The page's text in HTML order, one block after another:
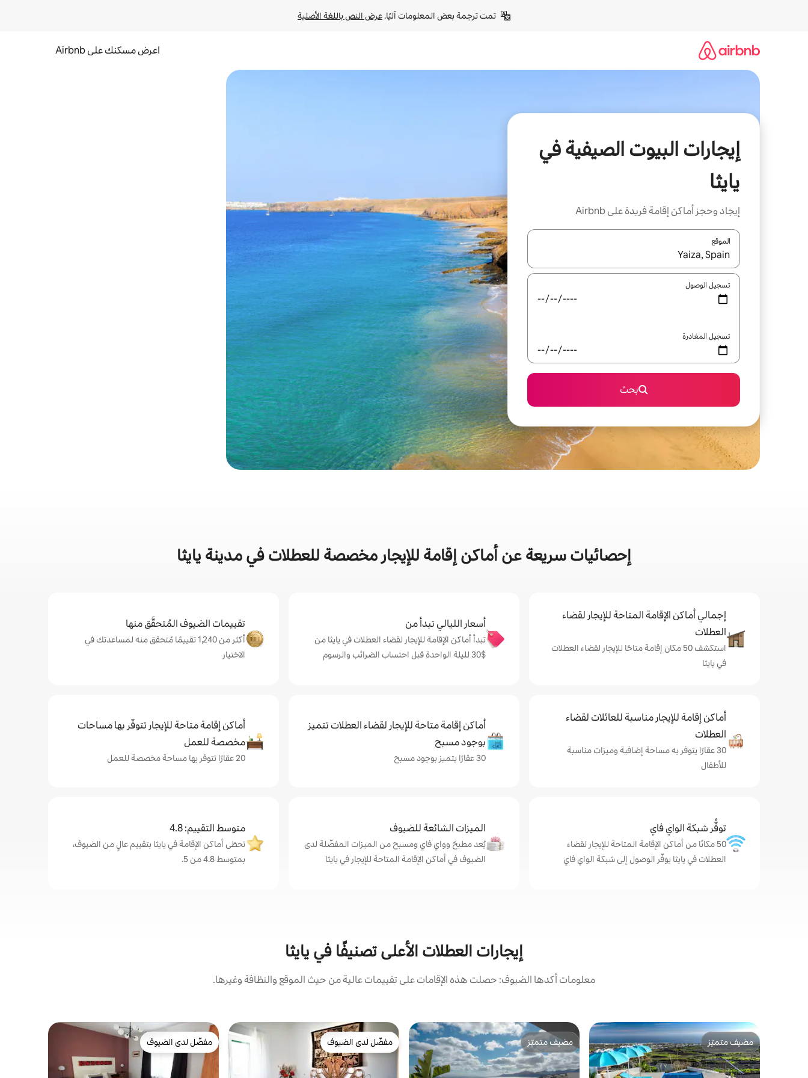
تمت ترجمة بعض المعلومات آليًا. عرض النص باللغة الأصلية
اعرض مسكنك على Airbnb
إيجارات البيوت الصيفية في
يايثا
إيجاد وحجز أماكن إقامة فريدة على Airbnb
الموقع
عند توفر النتائج، انتقل باستخدام السهمين لأعلى ولأسفل أو استكشف عن طريق اللمس أو السحب.
تسجيل الوصول
تسجيل المغادرة
بحث
إحصائيات سريعة عن أماكن إقامة للإيجار مخصصة للعطلات في مدينة يايثا
إجمالي أماكن الإقامة المتاحة للإيجار لقضاء
العطلات
استكشف 50 مكان إقامة متاحًا للإيجار لقضاء العطلات
في يايثا
أسعار الليالي تبدأ من
تبدأ أماكن الإقامة للإيجار لقضاء العطلات في يايثا من
$‏30 لليلة الواحدة قبل احتساب الضرائب والرسوم
تقييمات الضيوف المُتحقَّق منها
أكثر من 1,240 تقييمًا مُتحقق منه لمساعدتك في
الاختيار
أماكن إقامة للإيجار مناسبة للعائلات لقضاء
العطلات
30 عقارًا يتوفر به مساحة إضافية وميزات مناسبة
للأطفال
أماكن إقامة متاحة للإيجار لقضاء العطلات تتميز
بوجود مسبح
30 عقارًا يتميز بوجود مسبح
أماكن إقامة متاحة للإيجار تتوفّر بها مساحات
مخصصة للعمل
20 عقارًا تتوفر بها مساحة مخصصة للعمل
توفُّر شبكة الواي فاي
50 مكانًا من أماكن الإقامة المتاحة للإيجار لقضاء
العطلات في يايثا يوفّر الوصول إلى شبكة الواي فاي
الميزات الشائعة للضيوف
يُعد مطبخ وواي فاي ومسبح من الميزات المفضّلة لدى
الضيوف في أماكن الإقامة المتاحة للإيجار في يايثا
متوسط التقييم: 4.8
تحظى أماكن الإقامة في يايثا بتقييم عالٍ من الضيوف،
بمتوسط 4.8 من 5.
إيجارات العطلات الأعلى تصنيفًا في يايثا
معلومات أكدها الضيوف: حصلت هذه الإقامات على تقييمات عالية من حيث الموقع والنظافة وغيرها.
مضيف متميّز
مضيف متميّز
مضيف متميّز
مضيف متميّز
مفضّل لدى الضيوف
مفضّل لدى الضيوف
مفضّل لدى الضيوف
مفضّل لدى الضيوف